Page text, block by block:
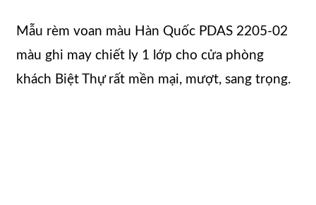
Mẫu rèm voan màu Hàn Quốc PDAS 2205-02
màu ghi may chiết ly 1 lớp cho cửa phòng
khách Biệt Thự rất mền mại, mượt, sang trọng.